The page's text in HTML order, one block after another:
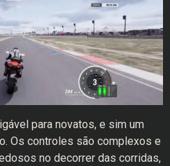
para novatos, e sim um
Os controles são complexos e
no decorrer das corridas,